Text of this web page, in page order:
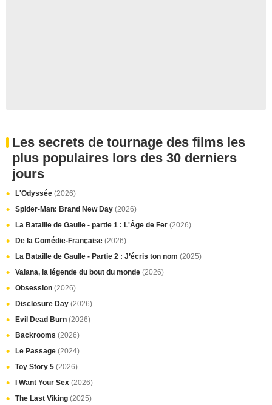
Les secrets de tournage des films les
plus populaires lors des 30 derniers
jours
L'Odyssée (2026)
Spider-Man: Brand New Day (2026)
La Bataille de Gaulle - partie 1 : L'Âge de Fer (2026)
De la Comédie-Française (2026)
La Bataille de Gaulle - Partie 2 : J’écris ton nom (2025)
Vaiana, la légende du bout du monde (2026)
Obsession (2026)
Disclosure Day (2026)
Evil Dead Burn (2026)
Backrooms (2026)
Le Passage (2024)
Toy Story 5 (2026)
I Want Your Sex (2026)
The Last Viking (2025)